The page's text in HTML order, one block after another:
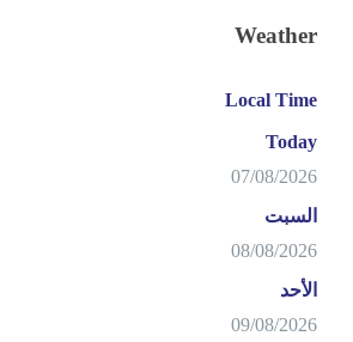
Weather
Local Time
Today
07/08/2026
السبت
08/08/2026
الأحد
09/08/2026